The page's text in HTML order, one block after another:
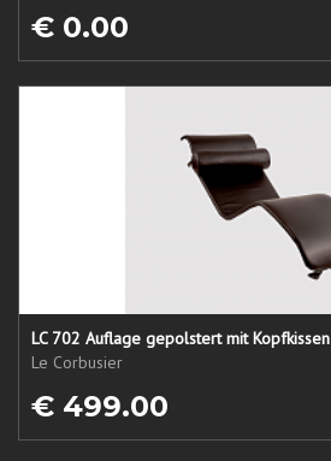
€ 0.00
LC 702 Auflage gepolstert mit Kopfkissen
Le Corbusier
€ 499.00